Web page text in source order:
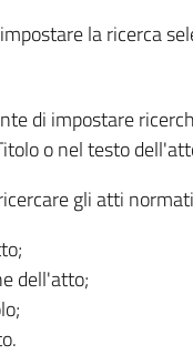
la ricerca
di impostare
o nel testo
gli atti
dell'atto;